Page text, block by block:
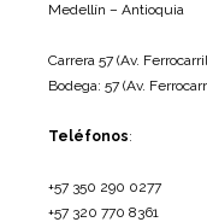
Medellín – Antioquia
Carrera 57 (Av.
Bodega: 57 (Av.
Teléfonos:
+57 350 290 0277
+57 320 770 8361